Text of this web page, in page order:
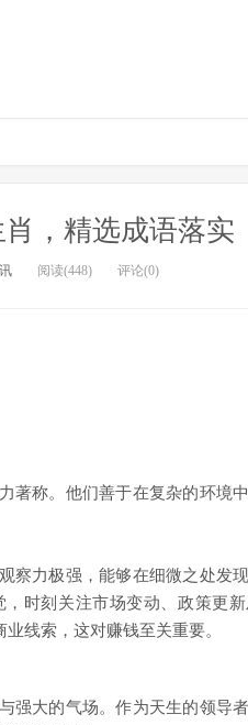
，精选成语落实
阅读(448) 评论(0)
著称。他们善于在复杂的环境
力极强，能够在细微之处发
时刻关注市场变动、政策更
线索，这对赚钱至关重要。
大的气场。作为天生的领导